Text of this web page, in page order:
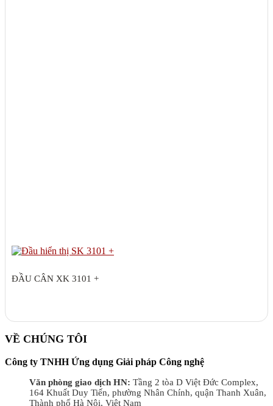
ĐẦU CÂN XK 3101 +
VỀ CHÚNG TÔI
Công ty TNHH Ứng dụng Giải pháp Công nghệ
Văn phòng giao dịch HN: Tầng 2 tòa D Việt Đức Complex,
164 Khuất Duy Tiến, phường Nhân Chính, quận Thanh Xuân,
Thành phố Hà Nội, Việt Nam